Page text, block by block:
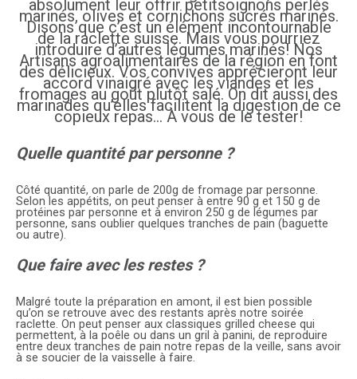
absolument leur offrir petitsoignons perlés
marinés, olives et cornichons sucrés marinés.
Disons que c’est un élément incontournable
de la raclette suisse. Mais vous pourriez
introduire d’autres légumes marinés! Nos
Artisans agroalimentaires de la région en font
des délicieux. Vos convives apprécieront leur
accord vinaigré avec les viandes et les
fromages au goût plutôt salé. On dit aussi des
marinades qu’elles facilitent la digestion de ce
copieux repas… À vous de le tester!
Quelle quantité par personne ?
Côté quantité, on parle de 200g de fromage par personne.
Selon les appétits, on peut penser à entre 90 g et 150 g de
protéines par personne et à environ 250 g de légumes par
personne, sans oublier quelques tranches de pain (baguette
ou autre).
Que faire avec les restes ?
Malgré toute la préparation en amont, il est bien possible
qu’on se retrouve avec des restants après notre soirée
raclette. On peut penser aux classiques grilled cheese qui
permettent, à la poêle ou dans un gril à panini, de reproduire
entre deux tranches de pain notre repas de la veille, sans avoir
à se soucier de la vaisselle à faire.